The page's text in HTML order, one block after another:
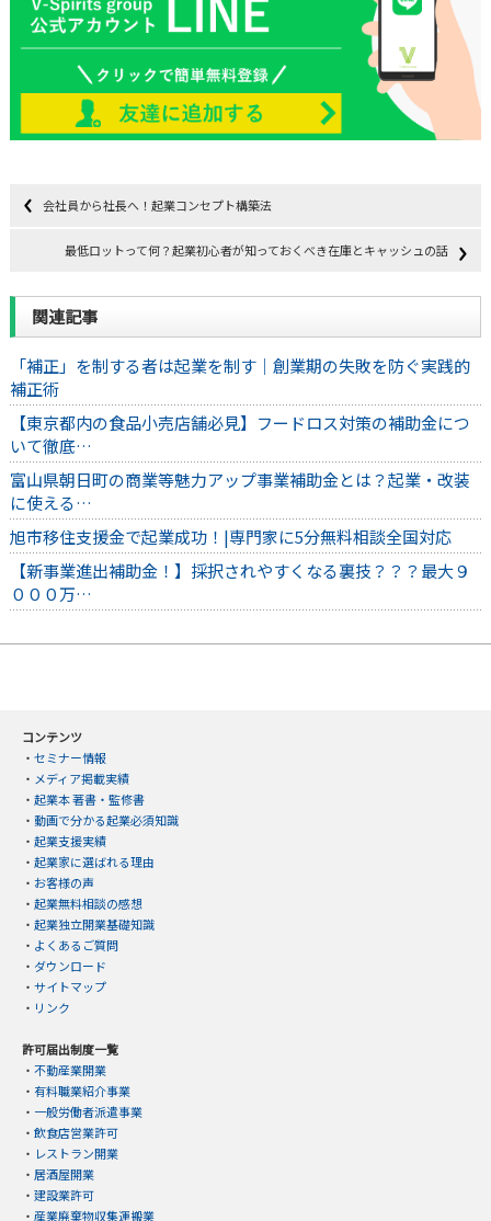
会社員から社長へ！起業コンセプト構築法
最低ロットって何？起業初心者が知っておくべき在庫とキャッシュの話
関連記事
「補正」を制する者は起業を制す｜創業期の失敗を防ぐ実践的
補正術
【東京都内の食品小売店舗必見】フードロス対策の補助金につ
いて徹底…
富山県朝日町の商業等魅力アップ事業補助金とは？起業・改装
に使える…
旭市移住支援金で起業成功！|専門家に5分無料相談全国対応
【新事業進出補助金！】採択されやすくなる裏技？？？最大９
０００万…
コンテンツ
・ セミナー情報
・ メディア掲載実績
・ 起業本 著書・監修書
・ 動画で分かる起業必須知識
・ 起業支援実績
・ 起業家に選ばれる理由
・ お客様の声
・ 起業無料相談の感想
・ 起業独立開業基礎知識
・ よくあるご質問
・ ダウンロード
・ サイトマップ
・ リンク
許可届出制度一覧
・ 不動産業開業
・ 有料職業紹介事業
・ 一般労働者派遣事業
・ 飲食店営業許可
・ レストラン開業
・ 居酒屋開業
・ 建設業許可
・ 産業廃棄物収集運搬業